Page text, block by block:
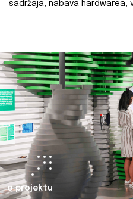
sadržaja, nabava hardwarea,
o projektu